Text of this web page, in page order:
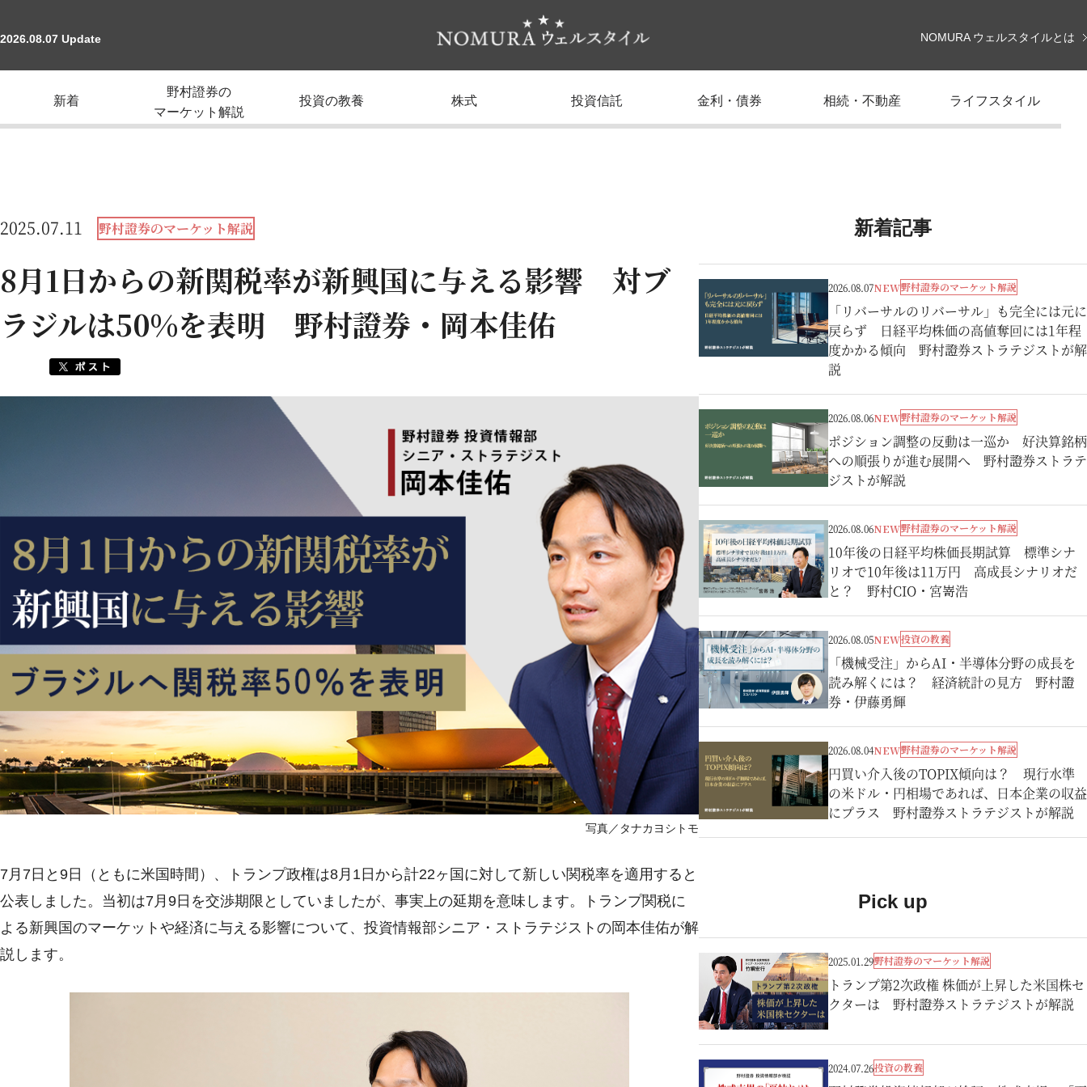
2026.08.07 Update NOMURA ウェルスタイルとは
新着
野村證券の
マーケット解説
投資の教養 株式 投資信託 金利・債券 相続・不動産 ライフスタイル
2025.07.11 野村證券のマーケット解説
8月1日からの新関税率が新興国に与える影響 対ブ
ラジルは50%を表明 野村證券・岡本佳佑
写真／タナカヨシトモ
7月7日と9日（ともに米国時間）、トランプ政権は8月1日から計22ヶ国に対して新しい関税率を適用すると
公表しました。当初は7月9日を交渉期限としていましたが、事実上の延期を意味します。トランプ関税に
よる新興国のマーケットや経済に与える影響について、投資情報部シニア・ストラテジストの岡本佳佑が解
説します。
新着記事
2026.08.07NEW野村證券のマーケット解説
「リバーサルのリバーサル」も完全には元に
戻らず 日経平均株価の高値奪回には1年程
度かかる傾向 野村證券ストラテジストが解
説
2026.08.06NEW野村證券のマーケット解説
ポジション調整の反動は一巡か 好決算銘柄
への順張りが進む展開へ 野村證券ストラテ
ジストが解説
2026.08.06NEW野村證券のマーケット解説
10年後の日経平均株価長期試算 標準シナ
リオで10年後は11万円 高成長シナリオだ
と？ 野村CIO・宮嵜浩
2026.08.05NEW投資の教養
「機械受注」からAI・半導体分野の成長を
読み解くには？ 経済統計の見方 野村證
券・伊藤勇輝
2026.08.04NEW野村證券のマーケット解説
円買い介入後のTOPIX傾向は？ 現行水準
の米ドル・円相場であれば、日本企業の収益
にプラス 野村證券ストラテジストが解説
Pick up
2025.01.29野村證券のマーケット解説
トランプ第2次政権 株価が上昇した米国株セ
クターは 野村證券ストラテジストが解説
2024.07.26投資の教養